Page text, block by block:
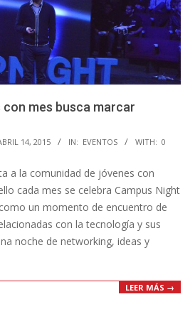
con mes busca marcar
14, 2015 IN: EVENTOS WITH: 0
a la comunidad de jóvenes con
cada mes se celebra Campus Night
un momento de encuentro de
con la tecnología y sus
noche de networking, ideas y
LEER MÁS →